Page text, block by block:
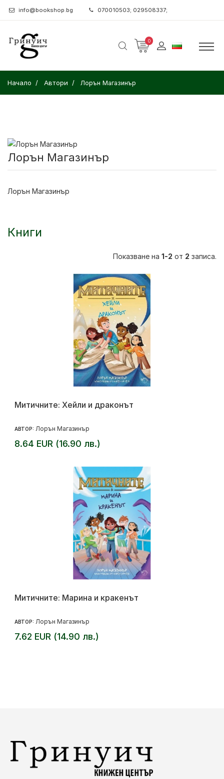
info@bookshop.bg 070010503; 029508337;
0
Начало Автори Лорън Магазинър
Лорън Магазинър
Лорън Магазинър
Книги
Показване на 1-2 от 2 записа.
Митичните: Хейли и драконът
АВТОР: Лорън Магазинър
8.64 EUR (16.90 лв.)
Митичните: Марина и кракенът
АВТОР: Лорън Магазинър
7.62 EUR (14.90 лв.)